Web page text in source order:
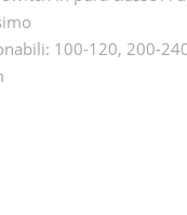
100-120, 200-